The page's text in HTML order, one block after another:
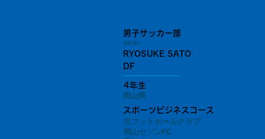
男子サッカー部
佐藤 亮介
RYOSUKE SATO
DF
4年生
スポーツビジネスコース
岡山県
庄フットボールクラブ
岡山セゾンFC